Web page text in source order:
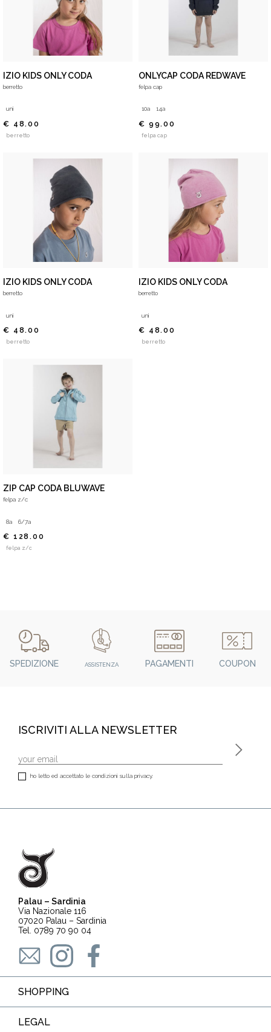
IZIO KIDS ONLY CODA
berretto
uni
€ 48.00
berretto
ONLYCAP CODA REDWAVE
felpa cap
10a 14a
€ 99.00
felpa cap
IZIO KIDS ONLY CODA
berretto
uni
€ 48.00
berretto
IZIO KIDS ONLY CODA
berretto
uni
€ 48.00
berretto
ZIP CAP CODA BLUWAVE
felpa z/c
8a 6/7a
€ 128.00
felpa z/c
SPEDIZIONE ASSISTENZA PAGAMENTI COUPON
ISCRIVITI ALLA NEWSLETTER
ho letto ed accettato le condizioni sulla privacy.
Palau – Sardinia
Via Nazionale 116
07020 Palau – Sardinia
Tel. 0789 70 90 04
SHOPPING
LEGAL